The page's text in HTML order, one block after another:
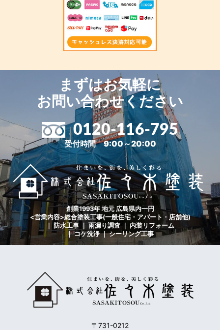
まずはお気軽に
お問い合わせください
0120-116-795
受付時間 9:00～20:00
創業1993年 地元 広島県内一円
<営業内容>総合塗装工事(一般住宅・アパート・店舗他)
｜ 防水工事 ｜ 雨漏り調査 ｜ 内装リフォーム
｜ コケ洗浄 ｜ シーリング工事
〒731-0212